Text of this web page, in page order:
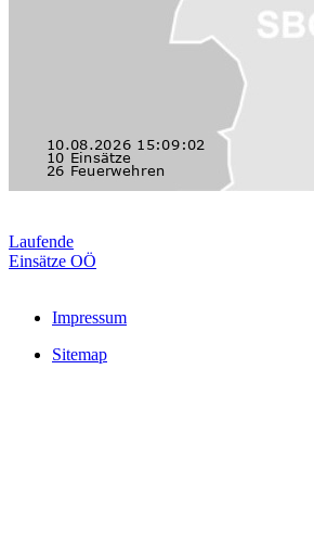
Laufende
Einsätze OÖ
Impressum
Sitemap